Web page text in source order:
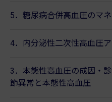
5．糖尿病合併高血圧のマ
4．内分泌性二次性高血圧
3．本態性高血圧の成因・
節異常と本態性高血圧